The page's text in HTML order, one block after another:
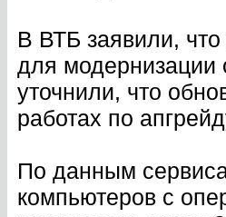
В ВТБ заявили,
для модернизации
уточнили, что
работах по
По данным
компьютеров с